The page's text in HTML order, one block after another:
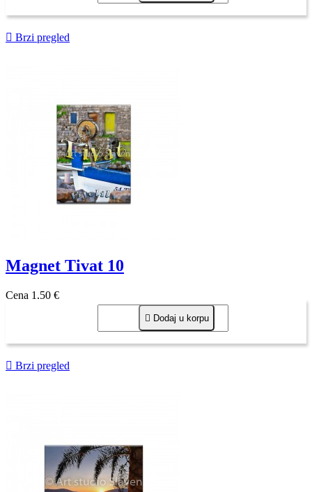
 Brzi pregled
Magnet Tivat 10
Cena 1,50 €
 Dodaj u korpu
 Brzi pregled